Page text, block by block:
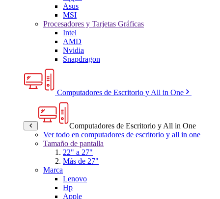
Asus
MSI
Procesadores y Tarjetas Gráficas
Intel
AMD
Nvidia
Snapdragon
Computadores de Escritorio y All in One
Computadores de Escritorio y All in One
Ver todo en computadores de escritorio y all in one
Tamaño de pantalla
22" a 27"
Más de 27"
Marca
Lenovo
Hp
Apple